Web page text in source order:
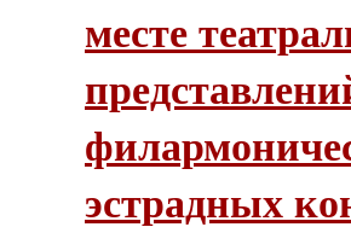
месте
эстрадных